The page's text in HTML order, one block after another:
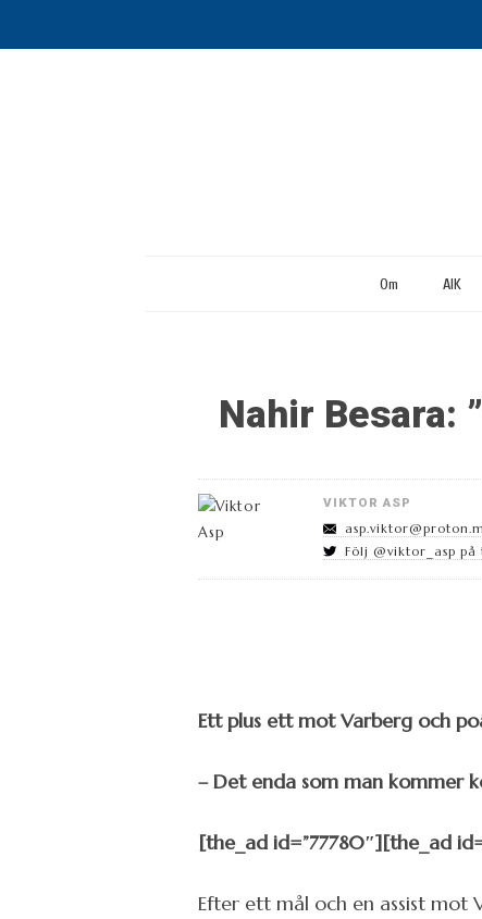
Om AIK
Nahir Besara:
VIKTOR ASP
Följ @viktor_asp
Ett plus ett mot Varberg och
– Det enda som man kommer
[the_ad id=”77780″][the_ad
Efter ett mål och en assist mot